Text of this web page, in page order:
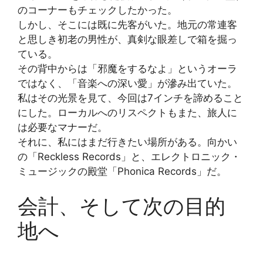
のコーナーもチェックしたかった。
しかし、そこには既に先客がいた。地元の常連客
と思しき初老の男性が、真剣な眼差しで箱を掘っ
ている。
その背中からは「邪魔をするなよ」というオーラ
ではなく、「音楽への深い愛」が滲み出ていた。
私はその光景を見て、今回は7インチを諦めること
にした。ローカルへのリスペクトもまた、旅人に
は必要なマナーだ。
それに、私にはまだ行きたい場所がある。向かい
の「Reckless Records」と、エレクトロニック・
ミュージックの殿堂「Phonica Records」だ。
会計、そして次の目的
地へ